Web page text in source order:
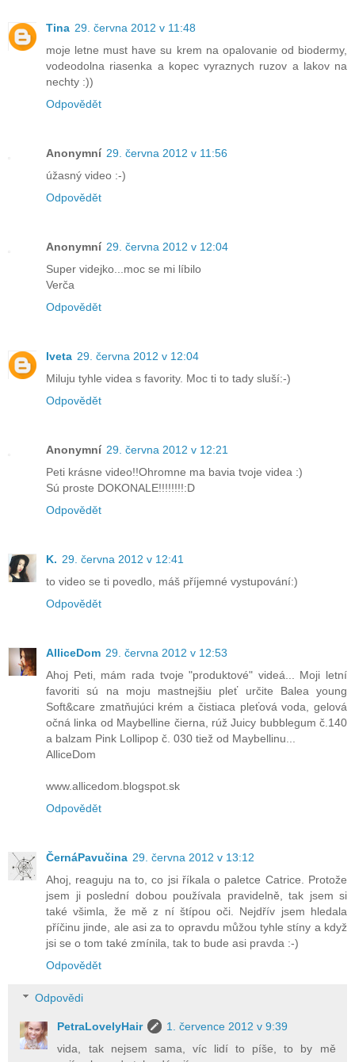
Tina 29. června 2012 v 11:48
moje letne must have su krem na opalovanie od biodermy,
vodeodolna riasenka a kopec vyraznych ruzov a lakov na
nechty :))
Odpovědět
Anonymní 29. června 2012 v 11:56
úžasný video :-)
Odpovědět
Anonymní 29. června 2012 v 12:04
Super videjko...moc se mi líbilo
Verča
Odpovědět
Iveta 29. června 2012 v 12:04
Miluju tyhle videa s favority. Moc ti to tady sluší:-)
Odpovědět
Anonymní 29. června 2012 v 12:21
Peti krásne video!!Ohromne ma bavia tvoje videa :)
Sú proste DOKONALE!!!!!!!!:D
Odpovědět
K. 29. června 2012 v 12:41
to video se ti povedlo, máš příjemné vystupování:)
Odpovědět
AlliceDom 29. června 2012 v 12:53
Ahoj Peti, mám rada tvoje "produktové" videá... Moji letní
favoriti sú na moju mastnejšiu pleť určite Balea young
Soft&care zmatňujúci krém a čistiaca pleťová voda, gelová
očná linka od Maybelline čierna, rúž Juicy bubblegum č.140
a balzam Pink Lollipop č. 030 tiež od Maybellinu...
AlliceDom
www.allicedom.blogspot.sk
Odpovědět
ČernáPavučina 29. června 2012 v 13:12
Ahoj, reaguju na to, co jsi říkala o paletce Catrice. Protože
jsem ji poslední dobou používala pravidelně, tak jsem si
také všimla, že mě z ní štípou oči. Nejdřív jsem hledala
příčinu jinde, ale asi za to opravdu můžou tyhle stíny a když
jsi se o tom také zmínila, tak to bude asi pravda :-)
Odpovědět
Odpovědi
PetraLovelyHair
1. července 2012 v 9:39
vida, tak nejsem sama, víc lidí to píše, to by mě